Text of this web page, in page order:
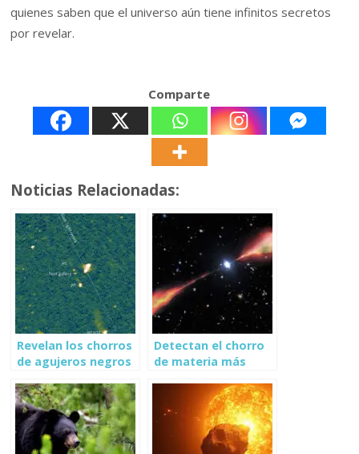
quienes saben que el universo aún tiene infinitos secretos
por revelar.
Comparte
Noticias Relacionadas:
Revelan los chorros
de agujeros negros
universo
Detectan el chorro
de materia más
Universo temprano